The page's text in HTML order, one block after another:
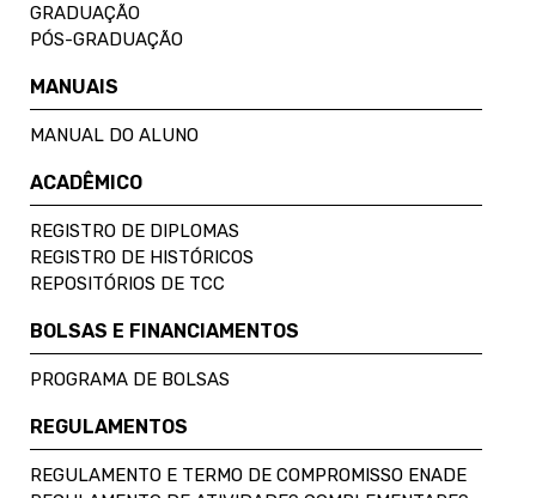
GRADUAÇÃO
PÓS-GRADUAÇÃO
MANUAIS
MANUAL DO ALUNO
ACADÊMICO
REGISTRO DE DIPLOMAS
REGISTRO DE HISTÓRICOS
REPOSITÓRIOS DE TCC
BOLSAS E FINANCIAMENTOS
PROGRAMA DE BOLSAS
REGULAMENTOS
REGULAMENTO E TERMO DE COMPROMISSO ENADE